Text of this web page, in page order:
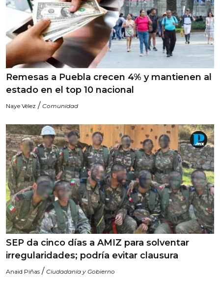
Remesas a Puebla crecen 4% y mantienen al
estado en el top 10 nacional
Naye Vélez / Comunidad
SEP da cinco días a AMIZ para solventar
irregularidades; podría evitar clausura
Anaid Piñas / Ciudadanía y Gobierno